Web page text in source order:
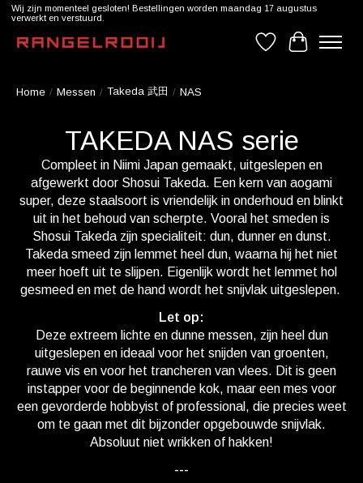
Wij zijn momenteel gesloten! Bestellingen worden maandag 17 augustus
verwerkt en verstuurd.
Verlanglijst
Home / Messen / Takeda 武田 / NAS
TAKEDA NAS serie
Compleet in Niimi Japan gemaakt, uitgeslepen en
afgewerkt door Shosui Takeda. Een kern van aogami
super, deze staalsoort is vriendelijk in onderhoud en blinkt
uit in het behoud van scherpte. Vooral het smeden is
Shosui Takeda zijn specialiteit: dun, dunner en dunst.
Takeda smeed zijn lemmet heel dun, waarna hij het niet
meer hoeft uit te slijpen. Eigenlijk wordt het lemmet hol
gesmeed en met de hand wordt het snijvlak uitgeslepen.
Let op:
Deze extreem lichte en dunne messen, zijn heel dun
uitgeslepen en ideaal voor het snijden van groenten,
rauwe vis en voor het trancheren van vlees. Dit is geen
instapper voor de beginnende kok, maar een mes voor
een gevorderde hobbyist of professional, die precies weet
om te gaan met dit bijzonder opgebouwde snijvlak.
Absoluut niet wrikken of hakken!
---